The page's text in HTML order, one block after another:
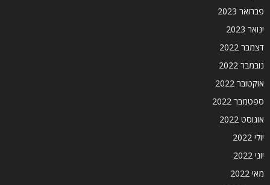
פברואר 2023
ינואר 2023
דצמבר 2022
נובמבר 2022
אוקטובר 2022
ספטמבר 2022
אוגוסט 2022
יולי 2022
יוני 2022
מאי 2022